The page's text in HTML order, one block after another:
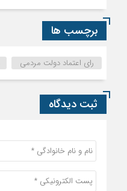
برچسب ها
رای اعتماد دولت مردمی
ثبت دیدگاه